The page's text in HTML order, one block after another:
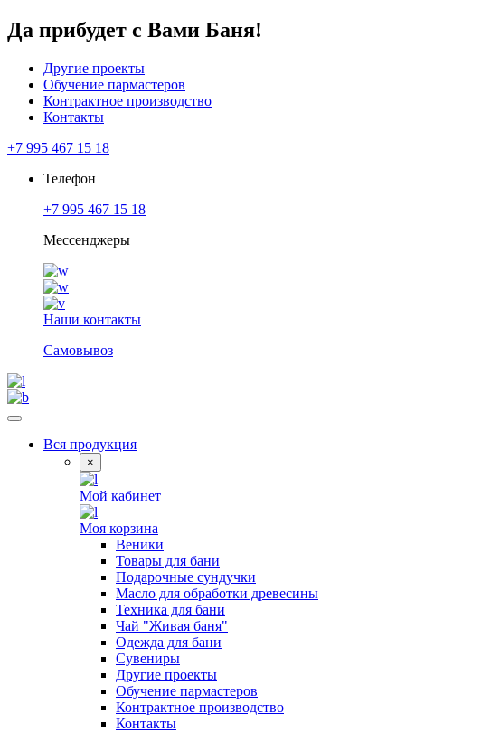
Да прибудет с Вами Баня!
Другие проекты
Обучение пармастеров
Контрактное производство
Контакты
+7 995 467 15 18
Телефон
+7 995 467 15 18
Мессенджеры
Наши контакты
Самовывоз
Вся продукция
×
Мой кабинет
Моя корзина
Веники
Товары для бани
Подарочные сундучки
Масло для обработки древесины
Техника для бани
Чай "Живая баня"
Одежда для бани
Сувениры
Другие проекты
Обучение пармастеров
Контрактное производство
Контакты